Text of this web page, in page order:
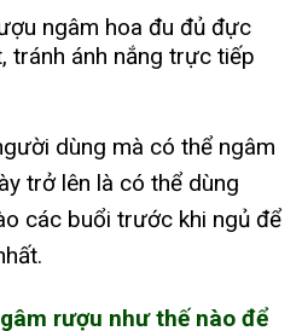
ngâm hoa đu đủ đực
tránh ánh nắng trực tiếp
dùng mà có thể ngâm
trở lên là có thể dùng
các buổi trước khi ngủ để
rượu như thế nào để